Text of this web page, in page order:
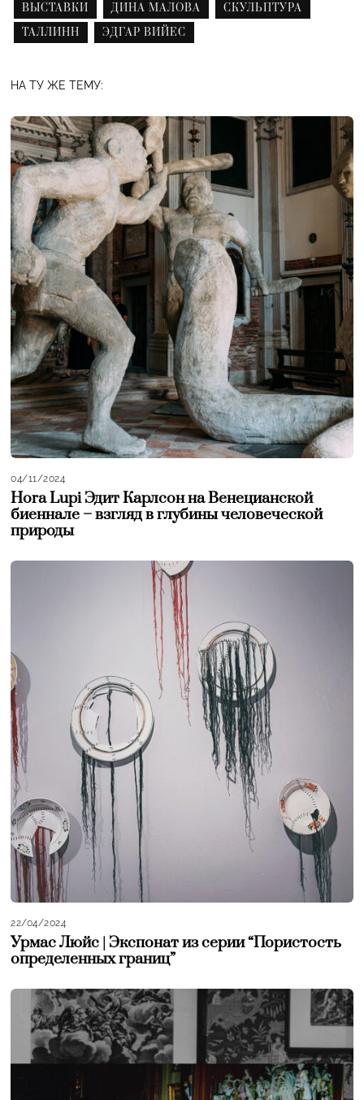
ВЫСТАВКИ
ДИНА МАЛОВА
СКУЛЬПТУРА
ТАЛЛИНН
ЭДГАР ВИЙЕС
НА ТУ ЖЕ ТЕМУ:
04/11/2024
Hora Lupi Эдит Карлсон на Венецианской
биеннале – взгляд в глубины человеческой
природы
22/04/2024
Урмас Люйс | Экспонат из серии “Пористость
определенных границ”